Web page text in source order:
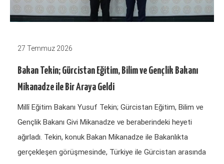
27 Temmuz 2026
Bakan Tekin; Gürcistan Eğitim, Bilim ve Gençlik Bakanı
Mikanadze ile Bir Araya Geldi
Millî Eğitim Bakanı Yusuf Tekin; Gürcistan Eğitim, Bilim ve
Gençlik Bakanı Givi Mikanadze ve beraberindeki heyeti
ağırladı. Tekin, konuk Bakan Mikanadze ile Bakanlıkta
gerçekleşen görüşmesinde, Türkiye ile Gürcistan arasında